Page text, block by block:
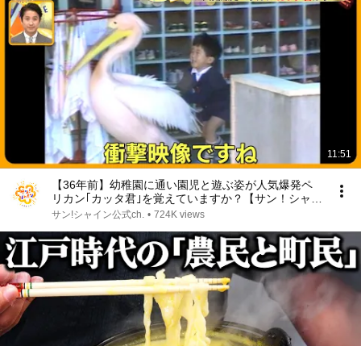
11:51
【36年前】幼稚園に通い園児と遊ぶ姿が人気爆発ペ
リカン｢カッタ君｣を覚えていますか？【サン！シャイ
ンニュース】
サン!シャイン公式ch. • 724K views